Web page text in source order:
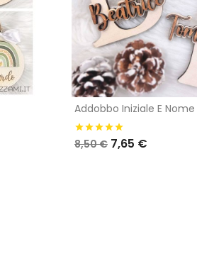
Addobbo Iniziale E Nome
8,50 € 7,65 €